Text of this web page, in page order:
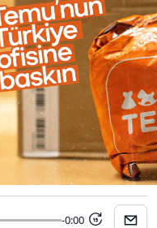
-0:00 15